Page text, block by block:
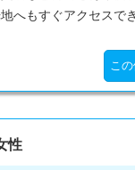
へもすぐアクセスでき
こ
性